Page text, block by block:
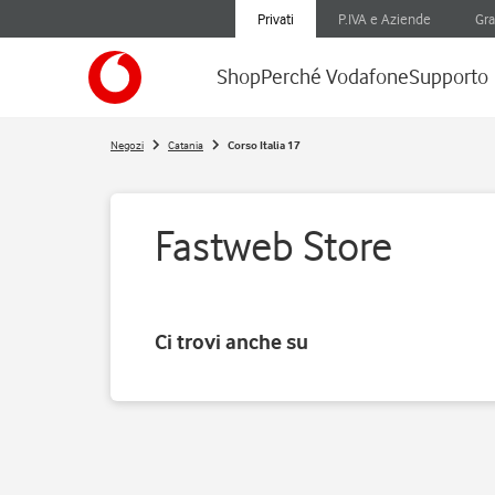
Privati P.IVA e Aziende
ShopPerché VodafoneSupporto
Negozi Catania Corso Italia 17
Fastweb Store
Ci trovi anche su